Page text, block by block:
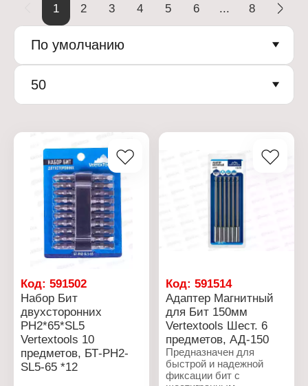
1 2 3 4 5 6 ... 8
По умолчанию
50
Код: 591502
Набор Бит
двухсторонних
PH2*65*SL5
Vertextools 10
предметов, БТ-PH2-
SL5-65 *12
Код:591514
Адаптер Магнитный
для Бит 150мм
Vertextools Шест. 6
предметов, АД-150
Предназначен для
быстрой и надежной
фиксации бит с